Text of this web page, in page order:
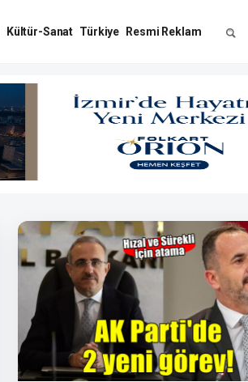
Kültür-Sanat Türkiye Resmi Reklam